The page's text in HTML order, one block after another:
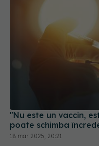
"Nu este un vaccin,
poate schimba
18 mar 2025, 20:21